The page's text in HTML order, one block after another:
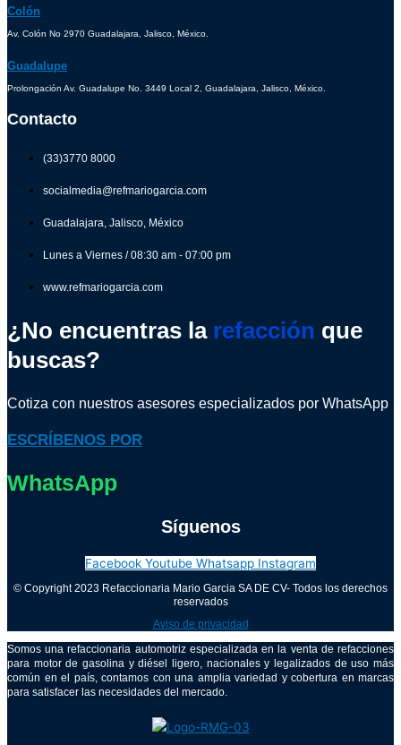
Colón
Av. Colón No 2970 Guadalajara, Jalisco, México.
Guadalupe
Prolongación Av. Guadalupe No. 3449 Local 2, Guadalajara, Jalisco, México.
Contacto
(33)3770 8000
socialmedia@refmariogarcia.com
Guadalajara, Jalisco, México
Lunes a Viernes / 08:30 am - 07:00 pm
www.refmariogarcia.com
¿No encuentras la refacción que
buscas?
Cotiza con nuestros asesores especializados por WhatsApp
ESCRÍBENOS POR
WhatsApp
Síguenos
Facebook Youtube Whatsapp Instagram
© Copyright 2023 Refaccionaria Mario Garcia SA DE CV- Todos los derechos
reservados
Aviso de privacidad
Somos una refaccionaria automotriz especializada en la venta de refacciones
para motor de gasolina y diésel ligero, nacionales y legalizados de uso más
común en el país, contamos con una amplia variedad y cobertura en marcas
para satisfacer las necesidades del mercado.